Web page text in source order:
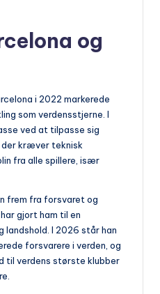
og
i 2022 markerede
som verdensstjerne. I
ved at tilpasse sig
der kræver teknisk
fra alle spillere, især
frem fra forsvaret og
gjort ham til en
landshold. I 2026 står han
forsvarere i verden, og
til verdens største klubber